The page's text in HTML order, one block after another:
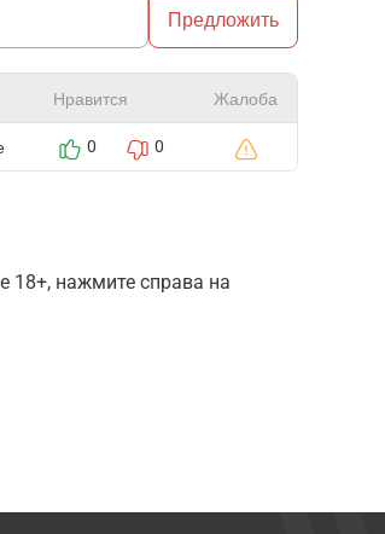
Предложить
Нравится Жалоба
0 0
18+, нажмите справа на